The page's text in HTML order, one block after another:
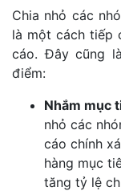
Chia nhỏ các
là một cách tiếp
cáo. Đây cũng
điểm:
Nhắm mục
nhỏ các
cáo chính
hàng mục
tăng tỷ lệ